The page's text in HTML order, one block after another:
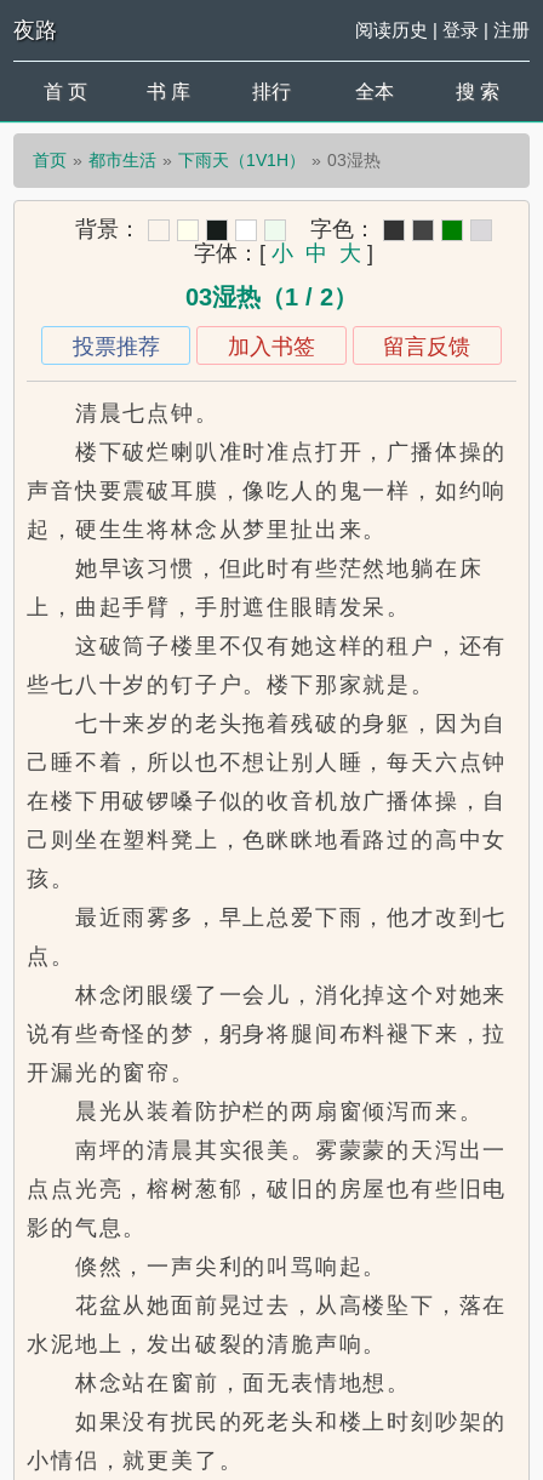
夜路 阅读历史 | 登录| 注册
首 页 书 库 排行 全本 搜 索
首页 都市生活 下雨天（1V1H） 03湿热
背景：
字色：
字体： [ 小 中 大 ]
03湿热（1 / 2）
投票推荐 加入书签 留言反馈
清晨七点钟。
楼下破烂喇叭准时准点打开，广播体操的
声音快要震破耳膜，像吃人的鬼一样，如约响
起，硬生生将林念从梦里扯出来。
她早该习惯，但此时有些茫然地躺在床
上，曲起手臂，手肘遮住眼睛发呆。
这破筒子楼里不仅有她这样的租户，还有
些七八十岁的钉子户。楼下那家就是。
七十来岁的老头拖着残破的身躯，因为自
己睡不着，所以也不想让别人睡，每天六点钟
在楼下用破锣嗓子似的收音机放广播体操，自
己则坐在塑料凳上，色眯眯地看路过的高中女
孩。
最近雨雾多，早上总爱下雨，他才改到七
点。
林念闭眼缓了一会儿，消化掉这个对她来
说有些奇怪的梦，躬身将腿间布料褪下来，拉
开漏光的窗帘。
晨光从装着防护栏的两扇窗倾泻而来。
南坪的清晨其实很美。雾蒙蒙的天泻出一
点点光亮，榕树葱郁，破旧的房屋也有些旧电
影的气息。
倏然，一声尖利的叫骂响起。
花盆从她面前晃过去，从高楼坠下，落在
水泥地上，发出破裂的清脆声响。
林念站在窗前，面无表情地想。
如果没有扰民的死老头和楼上时刻吵架的
小情侣，就更美了。